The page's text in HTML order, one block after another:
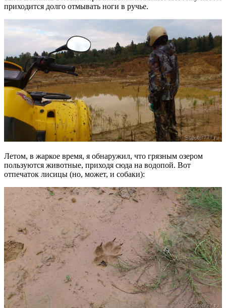
приходится долго отмывать ноги в ручье.
Летом, в жаркое время, я обнаружил, что грязным озером
пользуются животные, приходя сюда на водопой. Вот
отпечаток лисицы (но, может, и собаки):